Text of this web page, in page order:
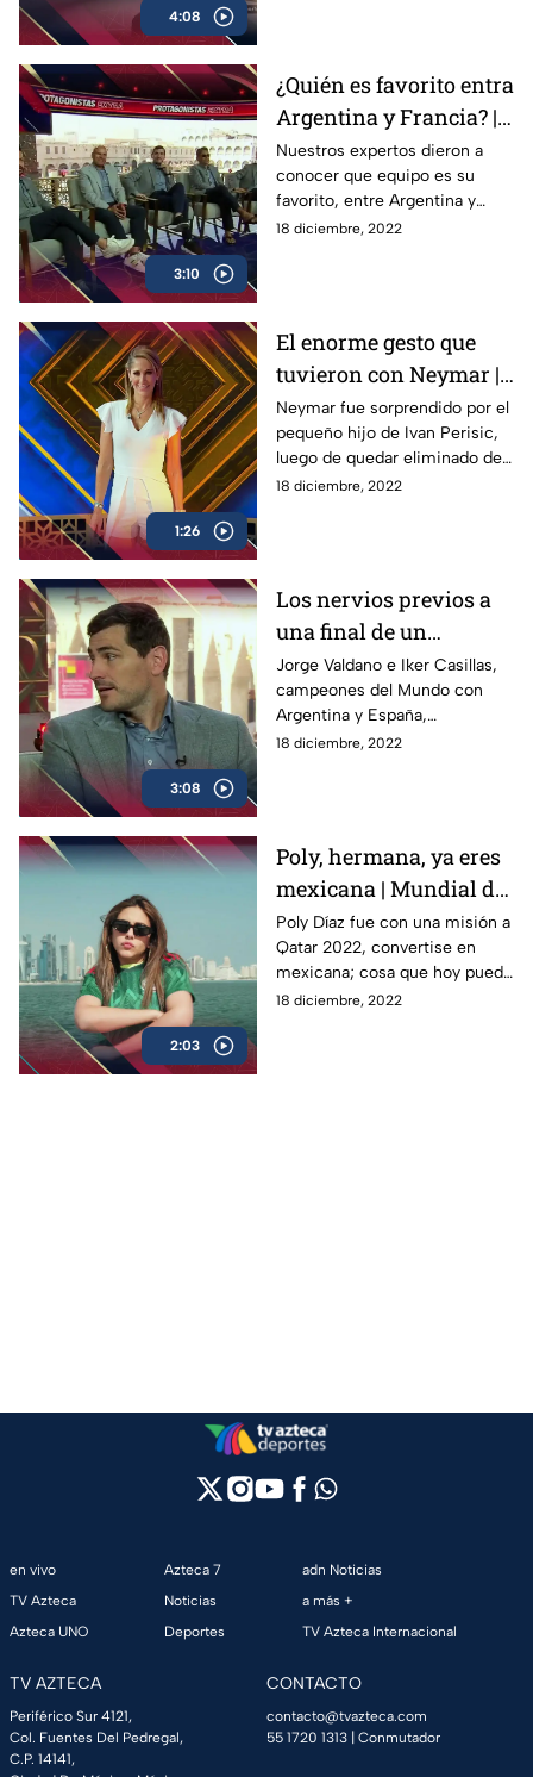
4:08
3:10
¿Quién es favorito entra
Argentina y Francia? |
Protagonistas Extra
Nuestros expertos dieron a
conocer que equipo es su
favorito, entre Argentina y
Francia, para la Gran Final del
18 diciembre, 2022
1:26
El enorme gesto que
tuvieron con Neymar |
InesPerado
Neymar fue sorprendido por el
pequeño hijo de Ivan Perisic,
luego de quedar eliminado de
Qatar 2022, donde el brasileño
18 diciembre, 2022
3:08
Los nervios previos a
una final de un
Mundial |
Protagonistas Extra
Jorge Valdano e Iker Casillas,
campeones del Mundo con
Argentina y España,
respectivamente, nos cuentan
18 diciembre, 2022
2:03
Poly, hermana, ya eres
mexicana | Mundial de
la Comedia
Poly Díaz fue con una misión a
Qatar 2022, convertise en
mexicana; cosa que hoy puede
presumir, ella es la
18 diciembre, 2022
en vivo
TV Azteca
Azteca UNO
Azteca 7
Noticias
Deportes
adn Noticias
a más +
TV Azteca Internacional
TV AZTECA
Periférico Sur 4121,
Col. Fuentes Del Pedregal,
C.P. 14141,
CONTACTO
contacto@tvazteca.com
55 1720 1313 | Conmutador